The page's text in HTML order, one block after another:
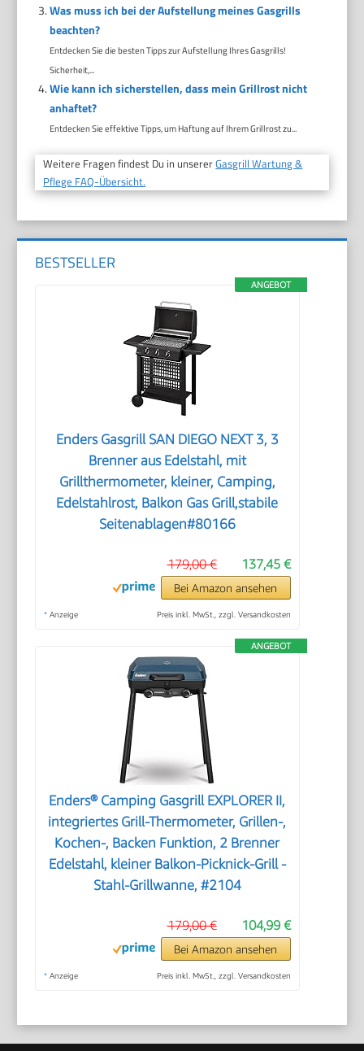
Was muss ich bei der Aufstellung meines Gasgrills
beachten?
Entdecken Sie die besten Tipps zur Aufstellung Ihres Gasgrills!
Sicherheit,...
Wie kann ich sicherstellen, dass mein Grillrost nicht
anhaftet?
Entdecken Sie effektive Tipps, um Haftung auf Ihrem Grillrost zu...
Weitere Fragen findest Du in unsererGasgrill Wartung &
Pflege FAQ-Übersicht.
BESTSELLER
ANGEBOT
Enders Gasgrill SAN DIEGO NEXT 3, 3
Brenner aus Edelstahl, mit
Grillthermometer, kleiner, Camping,
Edelstahlrost, Balkon Gas Grill,stabile
Seitenablagen#80166
137,45 €
179,00 €
Bei Amazon ansehen
* Anzeige Preis inkl. MwSt., zzgl. Versandkosten
ANGEBOT
Enders® Camping Gasgrill EXPLORER II,
integriertes Grill-Thermometer, Grillen-,
Kochen-, Backen Funktion, 2 Brenner
Edelstahl, kleiner Balkon-Picknick-Grill -
Stahl-Grillwanne, #2104
104,99 €
179,00 €
Bei Amazon ansehen
* Anzeige Preis inkl. MwSt., zzgl. Versandkosten